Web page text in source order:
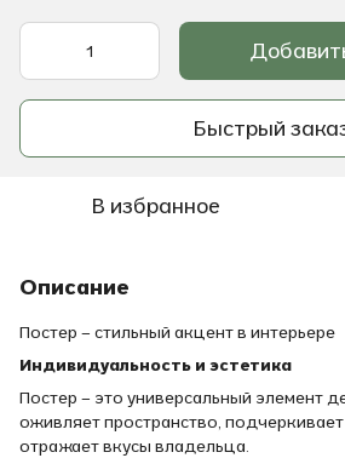
Быстрый
В избранное
Описание
Постер – стильный акцент в интерьере
Индивидуальность и эстетика
Постер – это универсальный элемент
оживляет пространство,
отражает вкусы владельца.